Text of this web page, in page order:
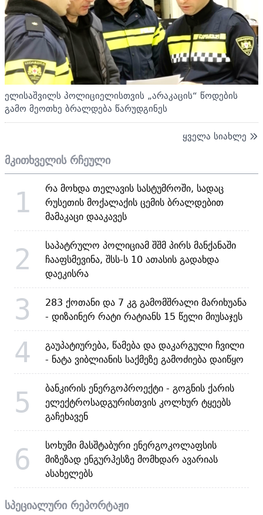
ელისაშვილს პოლიციელისთვის „არაკაცის“ წოდების
გამო მეოთხე ბრალდება წარუდგინეს
ყველა სიახლე
მკითხველის რჩეული
1
რა მოხდა თელავის სასტუმროში, სადაც
რუსეთის მოქალაქის ცემის ბრალდებით
მამაკაცი დააკავეს
2
საპატრულო პოლიციამ შშმ პირს მანქანაში
ჩააფსმევინა, შსს-ს 10 ათასის გადახდა
დაეკისრა
3
283 ქოთანი და 7 კგ გამომშრალი მარიხუანა
- დიზაინერ რატი რატიანს 15 წელი მიუსაჯეს
4
გაუპატიურება, წამება და დაკარგული ჩვილი
- ნატა ვიბლიანის საქმეზე გამოძიება დაიწყო
5
ბანკირის ენერგოპროექტი - გოგნის ქარის
ელექტროსადგურისთვის კოლხურ ტყეებს
გაჩეხავენ
6
სოხუმი მასშტაბური ენერგოკოლაფსის
მიზეზად ენგურჰესზე მომხდარ ავარიას
ასახელებს
სპეციალური რეპორტაჟი